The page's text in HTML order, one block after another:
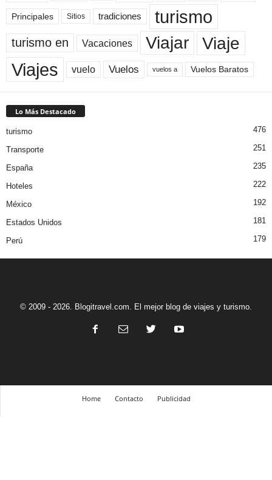
Principales Sitios tradiciones turismo
turismo en Vacaciones Viajar Viaje
Viajes vuelo Vuelos vuelos a Vuelos Baratos
Lo Más Destacado
turismo 476
Transporte 251
España 235
Hoteles 222
México 192
Estados Unidos 181
Perú 179
© 2009 - 2026. Blogitravel.com. El mejor blog de viajes y turismo.
Home Contacto Publicidad